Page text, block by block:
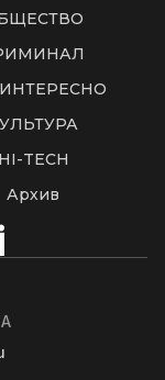
HI-TECH
Архив